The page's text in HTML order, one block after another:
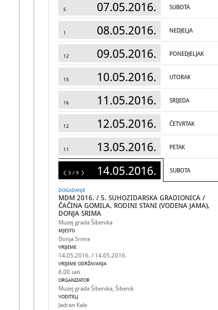
5 07.05.2016. SUBOTA
1 08.05.2016. NEDJELJA
12 09.05.2016. PONEDJELJAK
15 10.05.2016. UTORAK
16 11.05.2016. SRIJEDA
12 12.05.2016. ČETVRTAK
11 13.05.2016. PETAK
9 14.05.2016. SUBOTA
3 / 9
DOGADANJE
MDM 2016. / 5. SUHOZIDARSKA GRADIONICA /
ČAČINA GOMILA, RODINI STANI (VODENA JAMA),
DONJA SRIMA
Muzej grada Šibenika
MJESTO
Donja Srima
VRIJEME
14.05.2016. / 14.05.2016.
VRIJEME ODRŽAVANJA
8.00 sati
ORGANIZATOR
Muzej grada Šibenika, Šibenik
VODITELJ
Jadran Kale